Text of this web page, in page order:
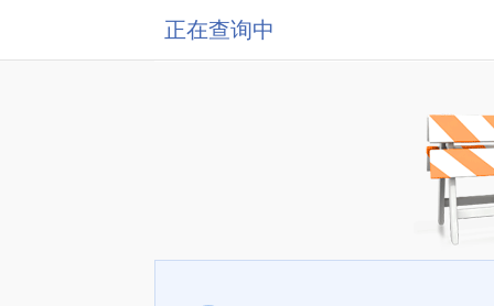
正在查询中